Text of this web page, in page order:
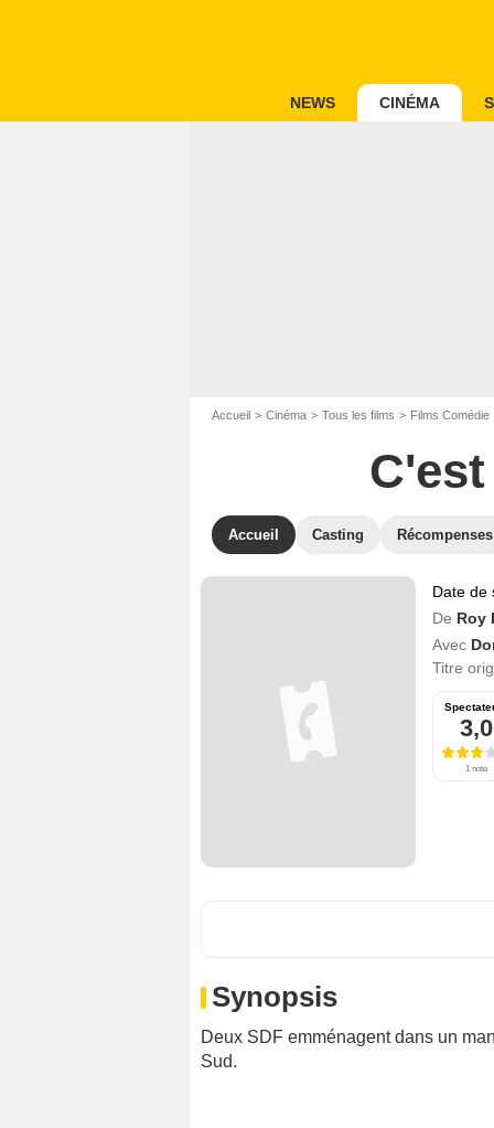
NEWS CINÉMA
Accueil Cinéma Tous les films Films Comédie
Accueil Casting Récompenses
Date de
De Roy
Avec
Titre
3,0
1 note
Synopsis
Deux SDF emménagent dans un
Sud.